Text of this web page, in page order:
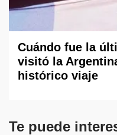
Cuándo fue la
visitó la
histórico viaje
Te puede